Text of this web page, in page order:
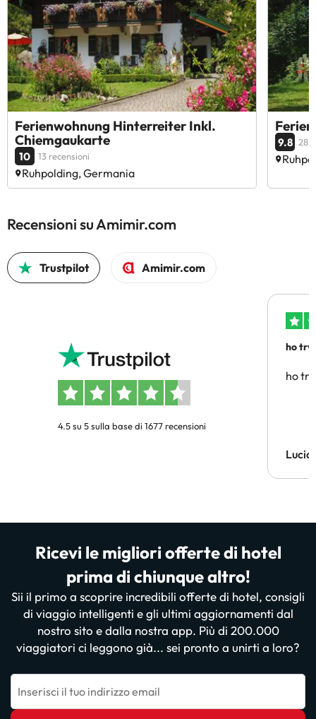
Ferienwohnung Hinterreiter Inkl.
Chiemgaukarte
10 13 recensioni
Ruhpolding, Germania
9.8 28
Recensioni su Amimir.com
Trustpilot Amimir.com
4.5 su 5 sulla base di 1677 recensioni
ho
ho
Lucia
Ricevi le migliori offerte di hotel
prima di chiunque altro!
Sii il primo a scoprire incredibili offerte di hotel, consigli
di viaggio intelligenti e gli ultimi aggiornamenti dal
nostro sito e dalla nostra app. Più di 200.000
viaggiatori ci leggono già... sei pronto a unirti a loro?
Inserisci il tuo indirizzo email